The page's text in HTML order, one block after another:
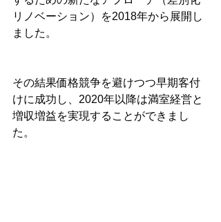
リノベーション）を2018年から展開し
ました。
その結果価格競争を避けつつ早期客付
けに成功し、2020年以降は満室経営と
増収増益を実現することができまし
た。